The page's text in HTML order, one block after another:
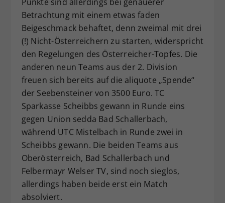
Betrachtung mit einem etwas faden
Beigeschmack behaftet, denn zweimal mit drei
(!) Nicht-Österreichern zu starten, widerspricht
den Regelungen des Österreicher-Topfes. Die
anderen neun Teams aus der 2. Division
freuen sich bereits auf die aliquote „Spende“
der Seebensteiner von 3500 Euro. TC
Sparkasse Scheibbs gewann in Runde eins
gegen Union sedda Bad Schallerbach,
während UTC Mistelbach in Runde zwei in
Scheibbs gewann. Die beiden Teams aus
Oberösterreich, Bad Schallerbach und
Felbermayr Welser TV, sind noch sieglos,
allerdings haben beide erst ein Match
absolviert.